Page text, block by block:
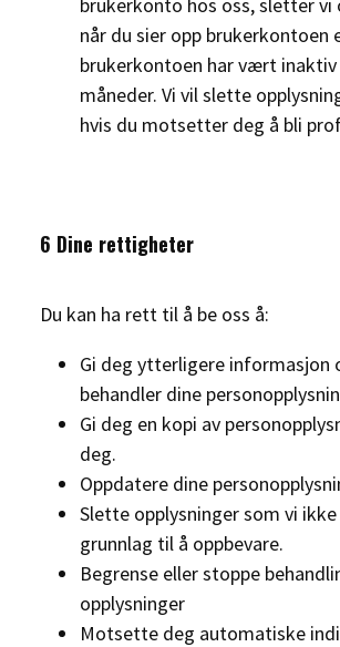
når du sier opp brukerkontoen
brukerkontoen har vært inaktiv
måneder. Vi vil slette
hvis du motsetter deg å bli
6 Dine rettigheter
Du kan ha rett til å be oss å:
Gi deg ytterligere informasjon
behandler dine
Gi deg en kopi av
deg.
Oppdatere dine
Slette opplysninger som vi
grunnlag til å oppbevare.
Begrense eller stoppe
opplysninger
Motsette deg automatiske